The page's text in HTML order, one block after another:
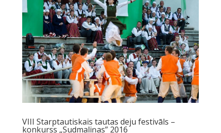
VIII Starptautiskais tautas deju festivāls –
konkurss „Sudmaliņas” 2016